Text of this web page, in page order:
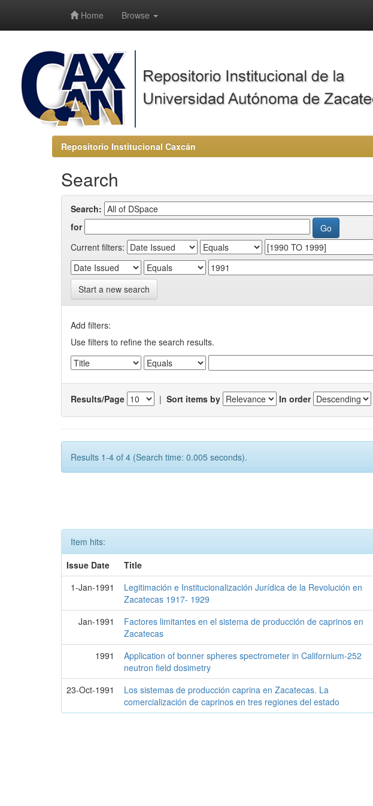
Home Browse
Repositorio Institucional Caxcán
Search
Search:
for
Current filters:
Start a new search
Add filters:
Use filters to refine the search results.
Results/Page | Sort items by In order
Results 1-4 of 4 (Search time: 0.005 seconds).
Item hits:
Issue Date
Title
1-Jan-1991
Legitimación e Institucionalización Jurídica de la Revolución en
Zacatecas 1917- 1929
Jan-1991
Factores limitantes en el sistema de producción de caprinos en
Zacatecas
1991
Application of bonner spheres spectrometer in Californium-252
neutron field dosimetry
23-Oct-1991
Los sistemas de producción caprina en Zacatecas. La
comercialización de caprinos en tres regiones del estado